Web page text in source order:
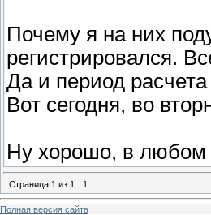
Почему я на них
регистрировался.
Да и период
Вот сегодня, во
Ну хорошо, в любом
Страница 1 из 1 1
Полная версия сайта